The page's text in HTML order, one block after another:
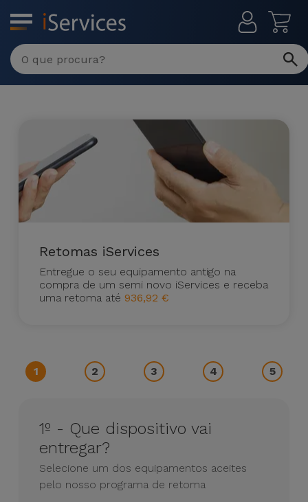
MENU
Reparações
Multimarca
iPhone
iPad
/ iMac
Watch
Xiaomi
Oppo
OnePlus
iPhones
Recondicionados
MacBooks
Recondicionados
Recondicionados
Samsung
Recondicionados
iMac
Recondicionados
Consolas
Recondicionadas
Produtos
Drones
Novidades
Cabos
Capas e
Películas
Carregadores
Auriculares
Lojas
Promoções
Retomas
Retomas iServices
Entregue o seu equipamento antigo na
compra de um semi novo iServices e receba
uma retoma até 936,92 €
1 2 3 4 5
1º - Que dispositivo vai
entregar?
Selecione um dos equipamentos aceites
pelo nosso programa de retoma